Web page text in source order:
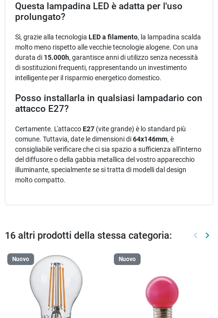
Questa lampadina LED è adatta per l'uso
prolungato?
Sì, grazie alla tecnologia LED a filamento, la lampadina scalda
molto meno rispetto alle vecchie tecnologie alogene. Con una
durata di 15.000h, garantisce anni di utilizzo senza necessità
di sostituzioni frequenti, rappresentando un investimento
intelligente per il risparmio energetico domestico.
Posso installarla in qualsiasi lampadario con
attacco E27?
Certamente. L'attaccoE27 (vite grande) è lo standard più
comune. Tuttavia, date le dimensioni di64x146mm, è
consigliabile verificare che ci sia spazio a sufficienza all'interno
del diffusore o della gabbia metallica del vostro apparecchio
illuminante, specialmente se si tratta di modelli dal design
molto compatto.
16 altri prodotti della stessa categoria: keyboard_arrow_left keyboard_arrow_right
Nuovo Nuovo